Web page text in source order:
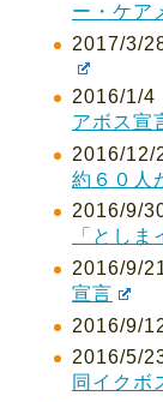
ー・ケア
2017/3/
2016/1/
アボス宣
2016/
約６０人
2016/9/
「としま
2016/9/
宣言
2016/9/
2016/5/
同イクボ